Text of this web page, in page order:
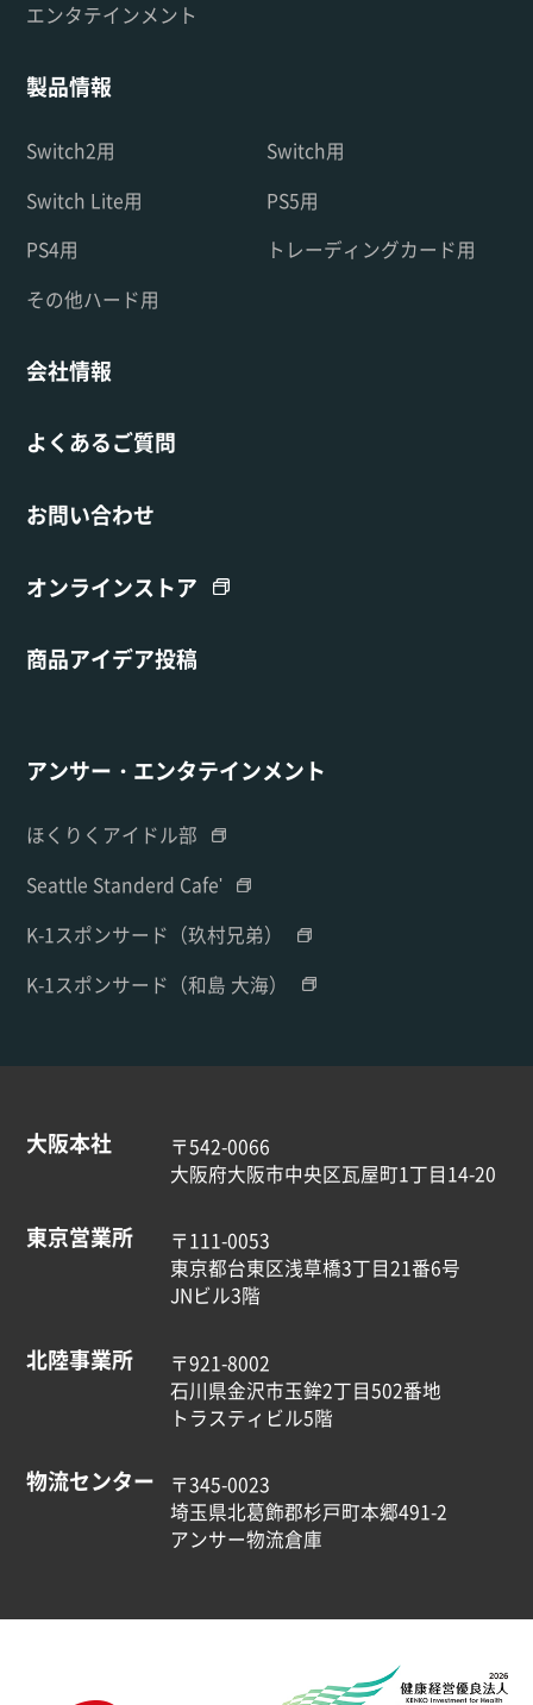
エンタテインメント
製品情報
Switch2用
Switch用
Switch Lite用
PS5用
PS4用
トレーディングカード用
その他ハード用
会社情報
よくあるご質問
お問い合わせ
オンラインストア
商品アイデア投稿
アンサー・エンタテインメント
ほくりくアイドル部
Seattle Standerd Cafe'
K-1スポンサード（玖村兄弟）
K-1スポンサード（和島 大海）
大阪本社
〒542-0066
大阪府大阪市中央区瓦屋町1丁目14-20
東京営業所
〒111-0053
東京都台東区浅草橋3丁目21番6号
JNビル3階
北陸事業所
〒921-8002
石川県金沢市玉鉾2丁目502番地
トラスティビル5階
物流センター
〒345-0023
埼玉県北葛飾郡杉戸町本郷491-2
アンサー物流倉庫